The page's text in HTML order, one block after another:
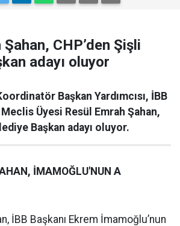
CHP’den Şişli
adayı oluyor
Başkan Yardımcısı, İBB
Üyesi Resül Emrah Şahan,
Başkan adayı oluyor.
İMAMOĞLU'NUN A
İBB Başkanı Ekrem İmamoğlu’nun